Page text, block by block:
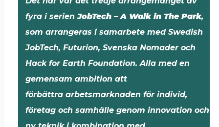
fyra i serienJobTech – A Walk in The Park,
som arrangeras i samarbete med Swedish
JobTech, Futurion, Svenska Nomader och
Hack for Earth Foundation. Alla med en
gemensam ambition att
förbättra arbetsmarknaden för individ,
företag och samhälle genom innovation och